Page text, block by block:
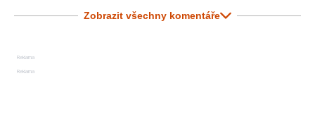
Zobrazit všechny komentáře
Reklama
Reklama